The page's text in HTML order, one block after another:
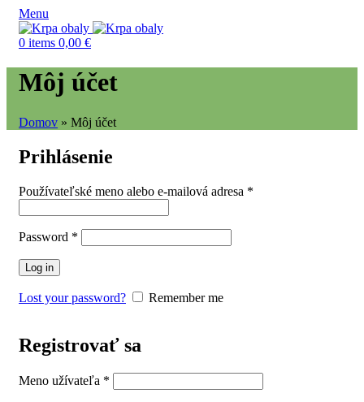
Menu
0 items 0,00 €
Môj účet
Domov » Môj účet
Prihlásenie
Používateľské meno alebo e-mailová adresa *
Password *
Log in
Lost your password? Remember me
Registrovať sa
Meno užívateľa *